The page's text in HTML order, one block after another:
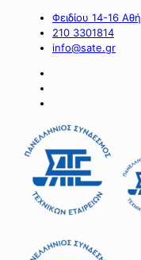
Φειδίου 14-16
210 3301814
info@sate.gr